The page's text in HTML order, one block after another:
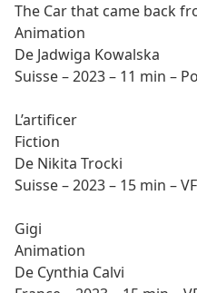
The Car that came back
Animation
De Jadwiga Kowalska
Suisse – 2023 – 11 min –
L’artificer
Fiction
De Nikita Trocki
Suisse – 2023 – 15 min – VF
Gigi
Animation
De Cynthia Calvi